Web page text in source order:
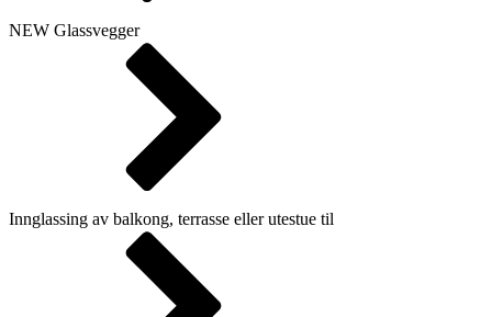
NEW Glassvegger
Innglassing av balkong, terrasse eller utestue til